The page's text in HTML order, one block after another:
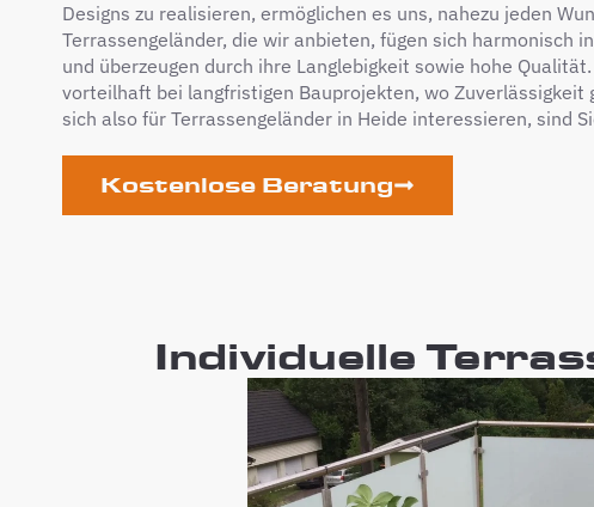
Designs zu realisieren, ermöglichen es uns, nahezu jeden
Terrassengeländer, die wir anbieten, fügen sich harmonisch
und überzeugen durch ihre Langlebigkeit sowie hohe
vorteilhaft bei langfristigen Bauprojekten, wo Zuverlässigkeit
sich also für Terrassengeländer in Heide interessieren, sind
Kostenlose Beratung
Individuelle